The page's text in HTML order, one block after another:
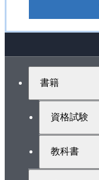
書籍
資格試験
教科書